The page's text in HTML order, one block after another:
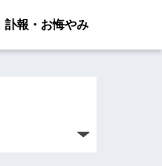
訃報・お悔やみ